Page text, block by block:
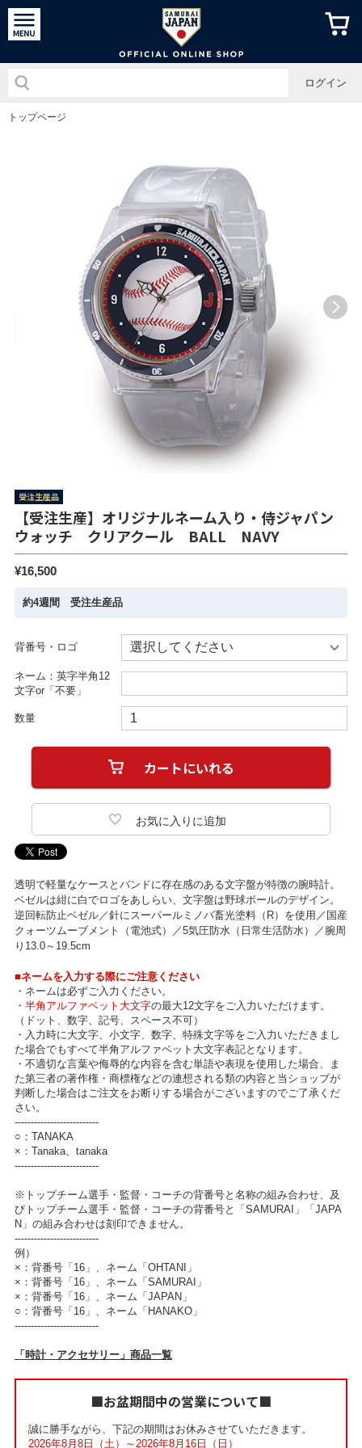
侍ジャパ
ログイン
トップページ
受注生産品
【受注生産】オリジナルネーム入り・侍ジャパン
ウォッチ クリアクール BALL NAVY
¥16,500
約4週間 受注生産品
背番号・ロゴ
ネーム：英字半角12
文字or「不要」
数量
透明で軽量なケースとバンドに存在感のある文字盤が特徴の腕時計。
ベゼルは紺に白でロゴをあしらい、文字盤は野球ボールのデザイン。
逆回転防止ベゼル／針にスーパールミノバ畜光塗料（R）を使用／国産
クォーツムーブメント（電池式）／5気圧防水（日常生活防水）／腕周
り13.0～19.5cm
■ネームを入力する際にご注意ください
・ネームは必ずご入力ください。
・ 半角アルファベット大文字の最大12文字をご入力いただけます。
（ドット、数字、記号、スペース不可）
・入力時に大文字、小文字、数字、特殊文字等をご入力いただきまし
た場合でもすべて半角アルファベット大文字表記となります。
・不適切な言葉や侮辱的な内容を含む単語や表現を使用した場合、ま
た第三者の著作権・商標権などの連想される類の内容と当ショップが
判断した場合はご注文をお断りする場合がございますのでご了承くだ
さい。
--------------------------
○：TANAKA
×：Tanaka、tanaka
--------------------------
※トップチーム選手・監督・コーチの背番号と名称の組み合わせ、及
びトップチーム選手・監督・コーチの背番号と「SAMURAI」「JAPA
N」の組み合わせは刻印できません。
--------------------------
例）
×：背番号「16」、ネーム「OHTANI」
×：背番号「16」、ネーム「SAMURAI」
×：背番号「16」、ネーム「JAPAN」
○：背番号「16」、ネーム「HANAKO」
--------------------------
「時計・アクセサリー」商品一覧
■お盆期間中の営業について■
誠に勝手ながら、下記の期間はお休みさせていただきます。
2026年8月8日（土）～2026年8月16日（日）